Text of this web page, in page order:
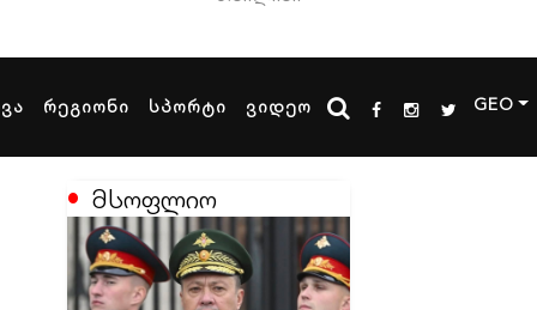
რეგიონი სპორტი ვიდეო GEO
მსოფლიო